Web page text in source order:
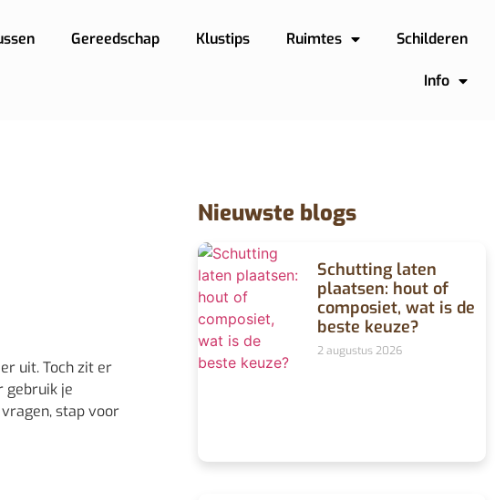
Gereedschap Klustips Ruimtes Schilderen
Info
uit. Toch zit er
gebruik je
stap voor
Nieuwste blogs
Schutting laten
plaatsen: hout of
composiet, wat is de
beste keuze?
2 augustus 2026